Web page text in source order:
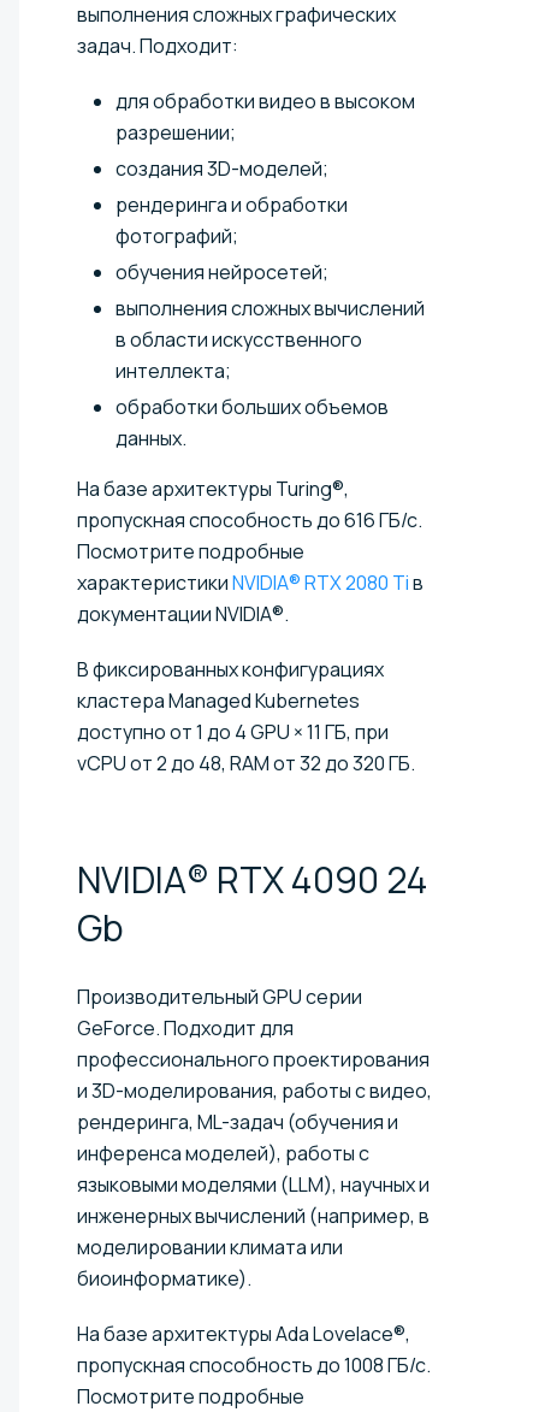
выполнения сложных графических
задач. Подходит:
для обработки видео в высоком
разрешении;
создания 3D-моделей;
рендеринга и обработки
фотографий;
обучения нейросетей;
выполнения сложных вычислений
в области искусственного
интеллекта;
обработки больших объемов
данных.
На базе архитектуры Turing®,
пропускная способность до 616 ГБ/с.
Посмотрите подробные
характеристикиNVIDIA® RTX 2080 Tiв
документации NVIDIA®.
В фиксированных конфигурациях
кластера Managed Kubernetes
доступно от 1 до 4 GPU × 11 ГБ, при
vCPU от 2 до 48, RAM от 32 до 320 ГБ.
NVIDIA® RTX 4090 24
Gb
Производительный GPU серии
GeForce. Подходит для
профессионального проектирования
и 3D-моделирования, работы с видео,
рендеринга, ML-задач (обучения и
инференса моделей), работы с
языковыми моделями (LLM), научных и
инженерных вычислений (например, в
моделировании климата или
биоинформатике).
На базе архитектуры Ada Lovelace®,
пропускная способность до 1008 ГБ/с.
Посмотрите подробные